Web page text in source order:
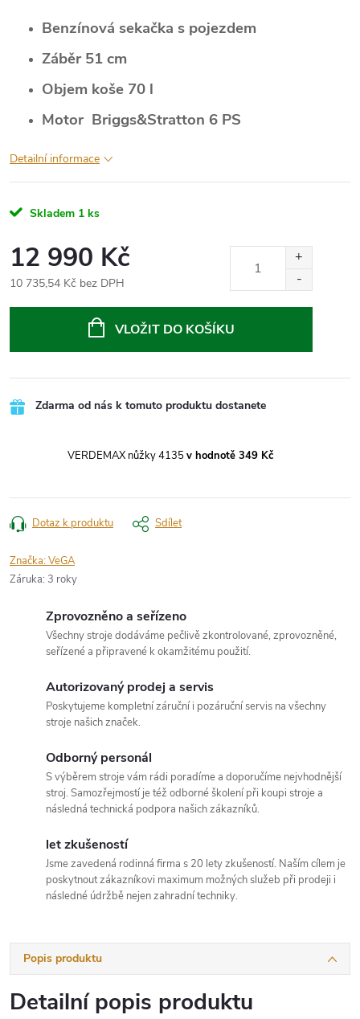
Benzínová sekačka s pojezdem
Záběr 51 cm
Objem koše 70 l
Motor Briggs&Stratton 6 PS
Detailní informace
Skladem 1 ks
12 990 Kč
10 735,54 Kč bez DPH
VLOŽIT DO KOŠÍKU
Zdarma od nás k tomuto produktu dostanete
VERDEMAX nůžky 4135v hodnotě 349 Kč
Dotaz k produktu Sdílet
Značka:VeGA
Záruka: 3 roky
Zprovozněno a seřízeno
Všechny stroje dodáváme pečlivě zkontrolované, zprovozněné,
seřízené a připravené k okamžitému použití.
Autorizovaný prodej a servis
Poskytujeme kompletní záruční i pozáruční servis na všechny
stroje našich značek.
Odborný personál
S výběrem stroje vám rádi poradíme a doporučíme nejvhodnější
stroj. Samozřejmostí je též odborné školení při koupi stroje a
následná technická podpora našich zákazníků.
let zkušeností
Jsme zavedená rodinná firma s 20 lety zkušeností. Naším cílem je
poskytnout zákazníkovi maximum možných služeb při prodeji i
následné údržbě nejen zahradní techniky.
Popis produktu
Detailní popis produktu